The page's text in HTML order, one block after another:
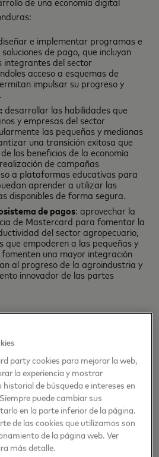
e implementar programas e
de pago, que incluyan
integrantes del sector
acceso a esquemas de
impulsar su progreso y
desarrollar las habilidades que
y empresas del sector
las pequeñas y medianas
una transición exitosa que
los beneficios de la economía
de campañas
a plataformas educativas para
aprender a utilizar las
disponibles de forma segura.
de pagos: aprovechar la
de Mastercard para fomentar la
del sector agropecuario,
que empoderen a las pequeñas y
una mayor integración
al progreso de la agroindustria y
innovador de las partes
de la población para que puedan
control sobre sus finanzas y se
para mejorar su calidad de vida”,
Director de Manejo de Cuenta en
Entendimiento entre
hondureño se firmó en 2022, con
party cookies para mejorar la web,
la experiencia y mostrar
de búsqueda e intereses en
puede cambiar sus
en la parte inferior de la página.
de las cookies que utilizamos son
de la página web. Ver
más detalle.